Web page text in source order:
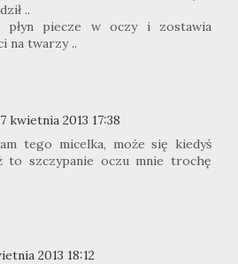
..
płyn piecze w oczy i zostawia
na twarzy ..
7 kwietnia 2013 17:38
tego micelka, może się kiedyś
to szczypanie oczu mnie trochę
2013 18:12